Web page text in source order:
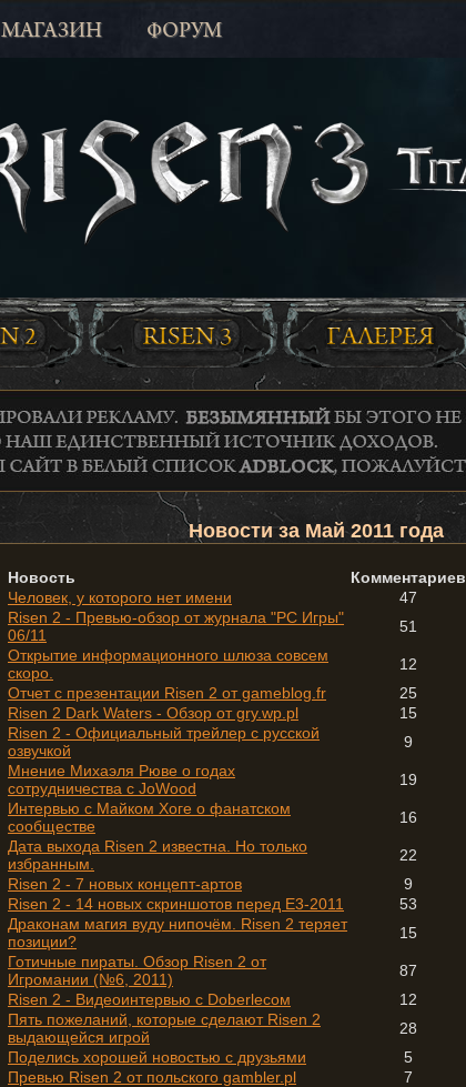
МАГАЗИН ФОРУМ
Новости за Май 2011 года
Новость Комментариев
Человек, у которого нет имени
47
Risen 2 - Превью-обзор от журнала "PC Игры"
06/11
51
Открытие информационного шлюза совсем
скоро.
12
Отчет с презентации Risen 2 от gameblog.fr
25
Risen 2 Dark Waters - Обзор от gry.wp.pl
15
Risen 2 - Официальный трейлер с русской
озвучкой
9
Мнение Михаэля Рюве о годах
сотрудничества с JoWood
19
Интервью с Майком Хоге о фанатском
сообществе
16
Дата выхода Risen 2 известна. Но только
избранным.
22
Risen 2 - 7 новых концепт-артов
9
Risen 2 - 14 новых скриншотов перед Е3-2011
53
Драконам магия вуду нипочём. Risen 2 теряет
позиции?
15
Готичные пираты. Обзор Risen 2 от
Игромании (№6, 2011)
87
Risen 2 - Видеоинтервью с Doberlecом
12
Пять пожеланий, которые сделают Risen 2
выдающейся игрой
28
Поделись хорошей новостью с друзьями
5
Превью Risen 2 от польского gambler.pl
7